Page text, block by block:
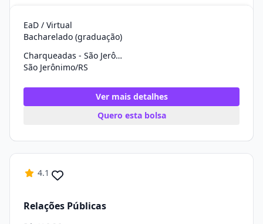
EaD / Virtual
Bacharelado (graduação)
Charqueadas - São Jerônimo
São Jerônimo/RS
Ver mais detalhes
Quero esta bolsa
4.1
Relações Públicas